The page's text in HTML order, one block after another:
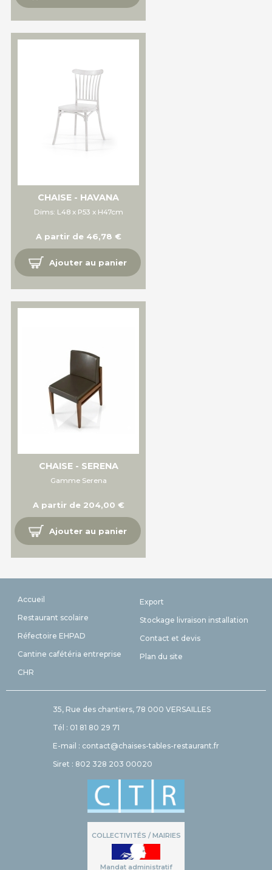
CHAISE - HAVANA
Dims: L48 x P53 x H47cm
A partir de 46,78 €
Ajouter au panier
CHAISE - SERENA
Gamme Serena
A partir de 204,00 €
Ajouter au panier
Accueil
Restaurant scolaire
Réfectoire EHPAD
Cantine cafétéria entreprise
CHR
Export
Stockage livraison installation
Contact et devis
Plan du site
35, Rue des chantiers, 78 000 VERSAILLES
Tél : 01 81 80 29 71
E-mail : contact@chaises-tables-restaurant.fr
Siret : 802 328 203 00020
COLLECTIVITÉS / MAIRIES
Mandat administratif